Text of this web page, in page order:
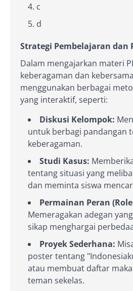
c
d
Strategi Pembelajaran dan
Dalam mengajarkan materi
keberagaman dan
menggunakan berbagai
yang interaktif, seperti:
Diskusi Kelompok:
untuk berbagi pandangan
keberagaman.
Studi Kasus:
tentang situasi yang
dan meminta siswa
Permainan Peran
Memeragakan adegan
sikap menghargai
Proyek Sederhana:
poster tentang
atau membuat daftar
teman sekelas.